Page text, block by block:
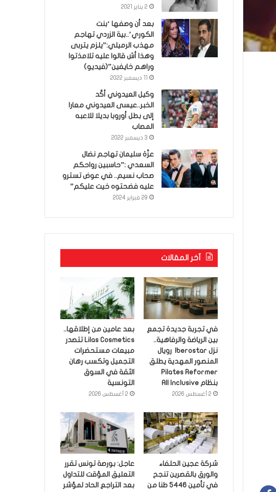
2 يناير 2021
بعد أن وصفها ‘بنت
الكوري’..بية الزردي تهاجم
مهذب الرميلي:”يلزم يتربى
وهذا أش قالوا عليه تلامذتوا
وراهم خايفين”(فيديو)
وكيل العيدوني أكّد
الخبر..عيسى العيدوني معارا
إلى بطل أوروبا بديلا للاعبه
المصاب
3 ديسمبر 2022
عزّة سليمان تهاجم نضال
السعدي :”حاسبين رواحكم
صحاب نسيم.. في عوض تسترو
عليه فضحتوه خيت عليكم”
29 فبراير 2024
آخر المقالات
في تجربة جديدة تجمع
بين الرياضة والرفاهية..
نزل Iberostar رويال
المنصور المهدية يطلق
Pilates Reformer
بنظام All Inclusive
2 أغسطس 2026
بعد عامين من إطلاقها..
Lilas Cosmetics تتصدر
مبيعات مستحضرات
التجميل وتكسب رهان
الثقة في السوق
التونسية
2 أغسطس 2026
شركة عجين الحلفاء
والورق بالقصرين تنجح
في تأمين 5446 طنا من
عاجل: بورصة تونس تقرر
التعليق المؤقت للتداول
بعد التراجع الحاد لمؤشر